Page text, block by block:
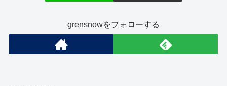
grensnowをフォローする